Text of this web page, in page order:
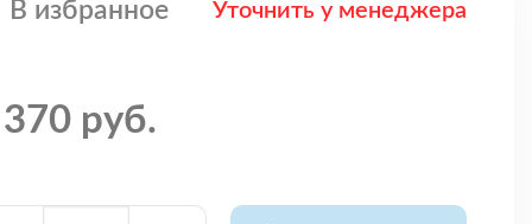
В избранное Уточнить у менеджера
руб.